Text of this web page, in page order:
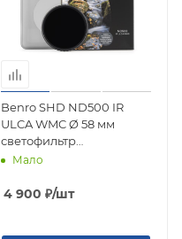
Benro SHD ND500 IR
ULCA WMC Ø 58 мм
светофильтр
нейтрально-серый
Мало
4 900 ₽/шт